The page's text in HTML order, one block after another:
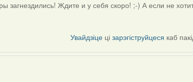
загнездились! Ждите и у себя скоро! ;-) А если не
Увайдзіце цізарэгіструйцеся каб